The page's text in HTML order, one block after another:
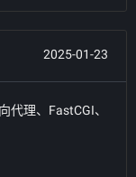
2025-01-23
代理、FastCGI、